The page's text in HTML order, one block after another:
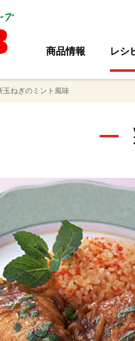
商品情報 レシ
玉ねぎのミント風味